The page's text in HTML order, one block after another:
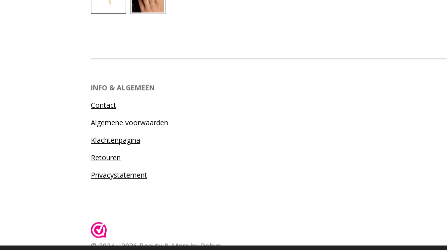
INFO & ALGEMEEN
Contact
Algemene voorwaarden
Klachtenpagina
Retouren
Privacystatement
© 2024 - 2026 Beauty & More by Robyn